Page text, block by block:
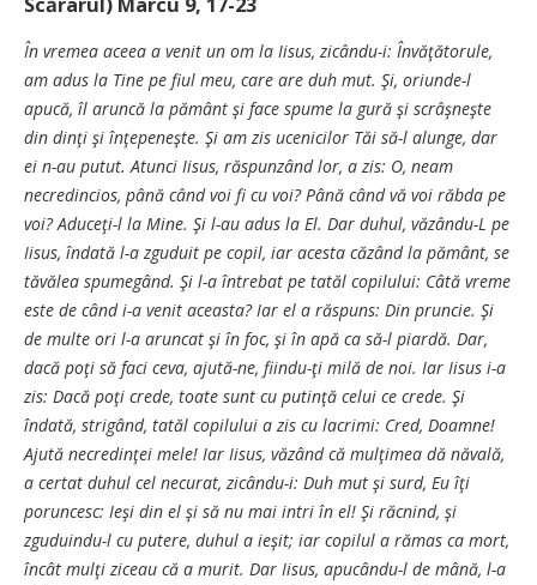
Scărarul) Marcu 9, 17-23
În vremea aceea a venit un om la Iisus, zicându-i: Învăţătorule,
am adus la Tine pe fiul meu, care are duh mut. Şi, oriunde-l
apucă, îl aruncă la pământ şi face spume la gură şi scrâşneşte
din dinţi şi înţepeneşte. Şi am zis ucenicilor Tăi să-l alunge, dar
ei n-au putut. Atunci Iisus, răspunzând lor, a zis: O, neam
necredincios, până când voi fi cu voi? Până când vă voi răbda pe
voi? Aduceţi-l la Mine. Şi l-au adus la El. Dar duhul, văzându-L pe
Iisus, îndată l-a zguduit pe copil, iar acesta căzând la pământ, se
tăvălea spumegând. Şi l-a întrebat pe tatăl copilului: Câtă vreme
este de când i-a venit aceasta? Iar el a răspuns: Din pruncie. Şi
de multe ori l-a aruncat şi în foc, şi în apă ca să-l piardă. Dar,
dacă poţi să faci ceva, ajută-ne, fiindu-ţi milă de noi. Iar Iisus i-a
zis: Dacă poţi crede, toate sunt cu putinţă celui ce crede. Şi
îndată, strigând, tatăl copilului a zis cu lacrimi: Cred, Doamne!
Ajută necredinţei mele! Iar Iisus, văzând că mulţimea dă năvală,
a certat duhul cel necurat, zicându-i: Duh mut şi surd, Eu îţi
poruncesc: Ieşi din el şi să nu mai intri în el! Şi răcnind, şi
zguduindu-l cu putere, duhul a ieşit; iar copilul a rămas ca mort,
încât mulţi ziceau că a murit. Dar Iisus, apucându-l de mână, l-a